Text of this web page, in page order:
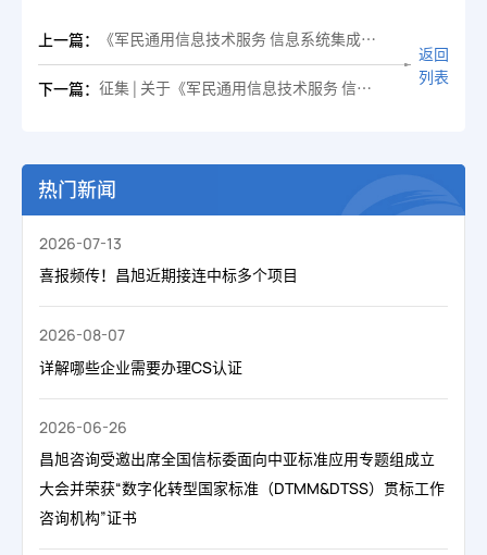
上一篇： 《军民通用信息技术服务 信息系统集成评价规范》团体标准启动会暨首次研讨会圆满召开
下一篇： 征集 | 关于《军民通用信息技术服务 信息系统集成评价规范》团体标准公开征集参编单位的通知
返回
列表
热门新闻
2026-07-13
喜报频传！昌旭近期接连中标多个项目
2026-08-07
详解哪些企业需要办理CS认证
2026-06-26
昌旭咨询受邀出席全国信标委面向中亚标准应用专题组成立
大会并荣获“数字化转型国家标准（DTMM&DTSS）贯标工作
咨询机构”证书